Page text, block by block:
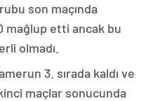
son maçında
mağlup etti ancak bu
olmadı.
3. sırada kaldı ve
maçlar sonucunda